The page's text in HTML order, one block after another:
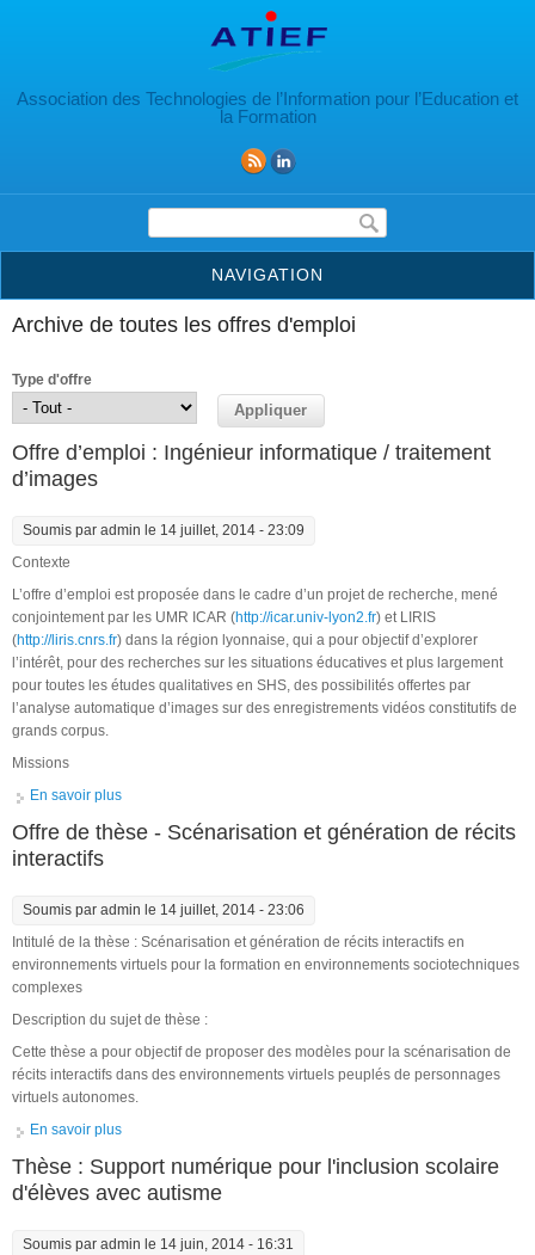
Association des Technologies de l’Information pour l’Education et
la Formation
Formulaire de recherche
NAVIGATION
Archive de toutes les offres d'emploi
Type d'offre
Offre d’emploi : Ingénieur informatique / traitement
d’images
Soumis par admin le 14 juillet, 2014 - 23:09
Contexte
L’offre d’emploi est proposée dans le cadre d’un projet de recherche, mené
conjointement par les UMR ICAR (http://icar.univ-lyon2.fr) et LIRIS
(http://liris.cnrs.fr) dans la région lyonnaise, qui a pour objectif d’explorer
l’intérêt, pour des recherches sur les situations éducatives et plus largement
pour toutes les études qualitatives en SHS, des possibilités offertes par
l’analyse automatique d’images sur des enregistrements vidéos constitutifs de
grands corpus.
Missions
En savoir plus
Offre de thèse - Scénarisation et génération de récits
interactifs
Soumis par admin le 14 juillet, 2014 - 23:06
Intitulé de la thèse : Scénarisation et génération de récits interactifs en
environnements virtuels pour la formation en environnements sociotechniques
complexes
Description du sujet de thèse :
Cette thèse a pour objectif de proposer des modèles pour la scénarisation de
récits interactifs dans des environnements virtuels peuplés de personnages
virtuels autonomes.
En savoir plus
Thèse : Support numérique pour l'inclusion scolaire
d'élèves avec autisme
Soumis par admin le 14 juin, 2014 - 16:31